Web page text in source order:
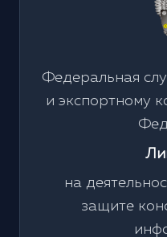
Федеральная
и экспортному
на
защите